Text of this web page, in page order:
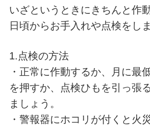
いざというときにきちんと作
日頃からお手入れや点検をし
1.点検の方法
・正常に作動するか、月に最
を押すか、点検ひもを引っ張
ましょう。
・警報器にホコリが付くと火